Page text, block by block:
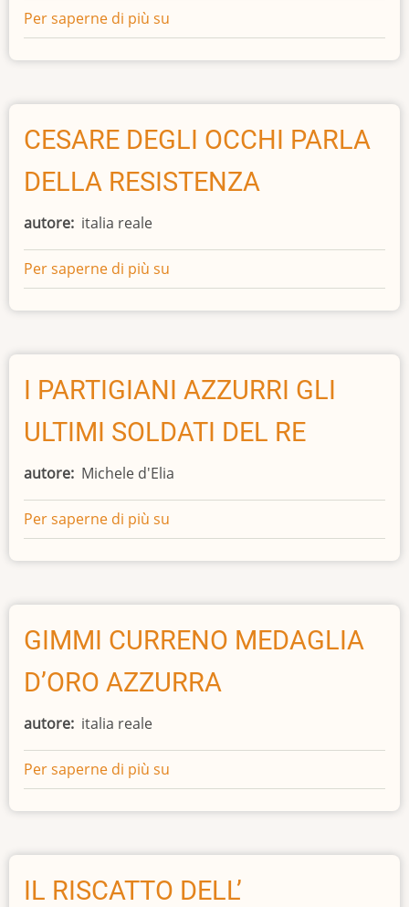
Per saperne di più su
DI
SAVOIA:
CENT’ANNI
DALLA
PRIMA
REGINA
CESARE DEGLI OCCHI PARLA
DELLA RESISTENZA
autore italia reale
Per saperne di più su
DEGLI
OCCHI
DELLA
RESISTENZA
I PARTIGIANI AZZURRI GLI
ULTIMI SOLDATI DEL RE
autore Michele d'Elia
Per saperne di più su
PARTIGIANI
AZZURRI
ULTIMI
SOLDATI
DEL
RE
GIMMI CURRENO MEDAGLIA
D’ORO AZZURRA
autore italia reale
Per saperne di più su
CURRENO
MEDAGLIA
AZZURRA
IL RISCATTO DELL’